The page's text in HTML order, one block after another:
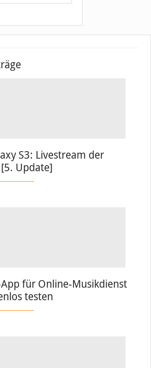
S3: Livestream der
Update]
für Online-Musikdienst
testen